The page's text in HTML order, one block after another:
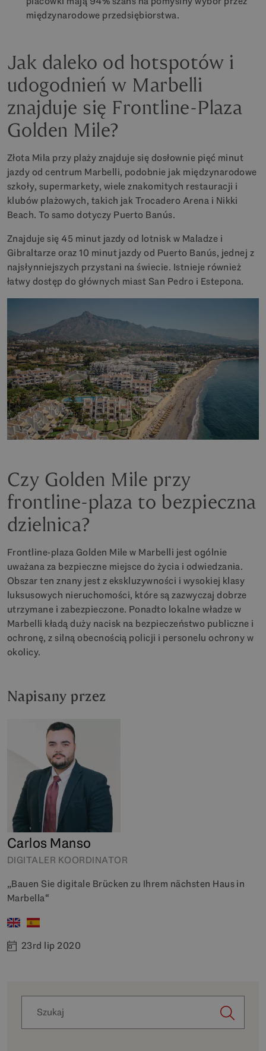
międzynarodowe przedsiębiorstwa.
Jak daleko od hotspotów i
udogodnień w Marbelli
znajduje się Frontline-Plaza
Golden Mile?
Złota Mila przy plaży znajduje się dosłownie pięć minut
jazdy od centrum Marbelli, podobnie jak międzynarodowe
szkoły, supermarkety, wiele znakomitych restauracji i
klubów plażowych, takich jak Trocadero Arena i Nikki
Beach. To samo dotyczy Puerto Banús.
Znajduje się 45 minut jazdy od lotnisk w Maladze i
Gibraltarze oraz 10 minut jazdy od Puerto Banús, jednej z
najsłynniejszych przystani na świecie. Istnieje również
łatwy dostęp do głównych miast San Pedro i Estepona.
Czy Golden Mile przy
frontline-plaza to bezpieczna
dzielnica?
Frontline-plaza Golden Mile w Marbelli jest ogólnie
uważana za bezpieczne miejsce do życia i odwiedzania.
Obszar ten znany jest z ekskluzywności i wysokiej klasy
luksusowych nieruchomości, które są zazwyczaj dobrze
utrzymane i zabezpieczone. Ponadto lokalne władze w
Marbelli kładą duży nacisk na bezpieczeństwo publiczne i
ochronę, z silną obecnością policji i personelu ochrony w
okolicy.
Napisany przez
Carlos Manso
DIGITALER KOORDINATOR
„Bauen Sie digitale Brücken zu Ihrem nächsten Haus in
Marbella“
23rd lip 2020